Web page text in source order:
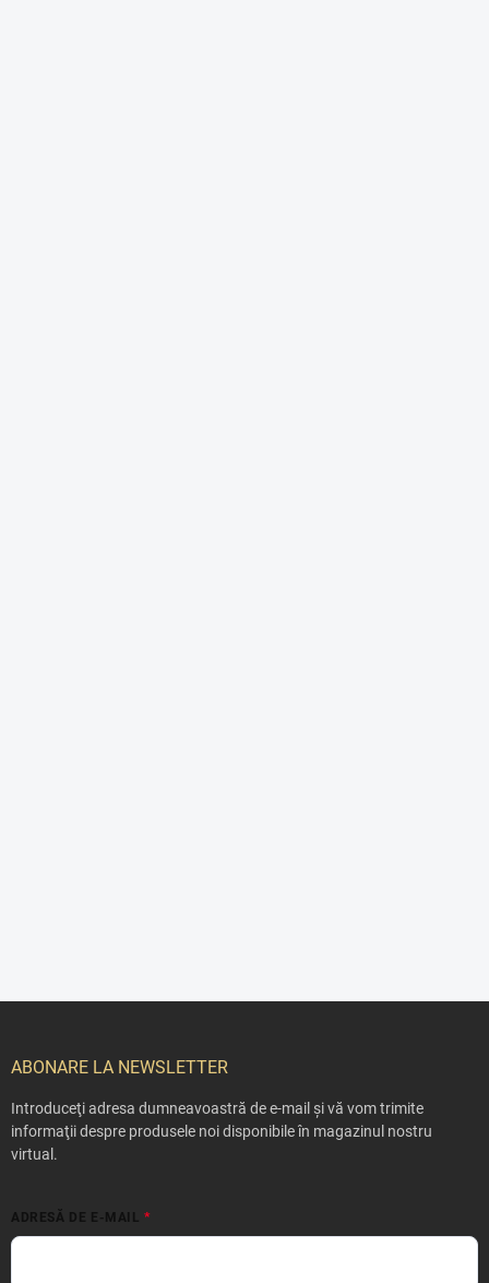
ABONARE LA NEWSLETTER
Introduceţi adresa dumneavoastră de e-mail şi vă vom trimite
informaţii despre produsele noi disponibile în magazinul nostru
virtual.
ADRESĂ DE E-MAIL